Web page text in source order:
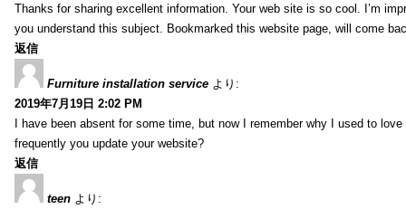
Thanks for sharing excellent information. Your web site is so cool. I’m
you understand this subject. Bookmarked this website page, will come
返信
Furniture installation service より:
2019年7月19日 2:02 PM
I have been absent for some time, but now I remember why I used to
frequently you update your website?
返信
teen より: